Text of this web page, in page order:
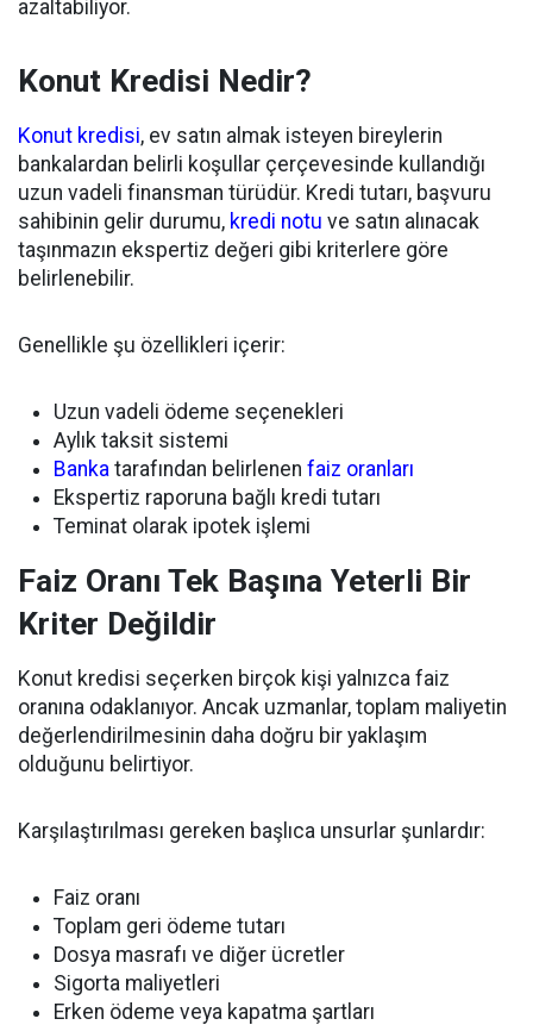
azaltabiliyor.
Konut Kredisi Nedir?
Konut kredisi, ev satın almak isteyen bireylerin
bankalardan belirli koşullar çerçevesinde kullandığı
uzun vadeli finansman türüdür. Kredi tutarı, başvuru
sahibinin gelir durumu, kredi notu ve satın alınacak
taşınmazın ekspertiz değeri gibi kriterlere göre
belirlenebilir.
Genellikle şu özellikleri içerir:
Uzun vadeli ödeme seçenekleri
Aylık taksit sistemi
Banka tarafından belirlenen faiz oranları
Ekspertiz raporuna bağlı kredi tutarı
Teminat olarak ipotek işlemi
Faiz Oranı Tek Başına Yeterli Bir
Kriter Değildir
Konut kredisi seçerken birçok kişi yalnızca faiz
oranına odaklanıyor. Ancak uzmanlar, toplam maliyetin
değerlendirilmesinin daha doğru bir yaklaşım
olduğunu belirtiyor.
Karşılaştırılması gereken başlıca unsurlar şunlardır:
Faiz oranı
Toplam geri ödeme tutarı
Dosya masrafı ve diğer ücretler
Sigorta maliyetleri
Erken ödeme veya kapatma şartları